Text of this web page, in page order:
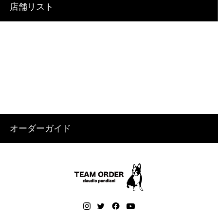
店舗リスト
オーダーガイド